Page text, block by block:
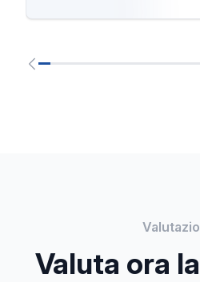
Valuta ora